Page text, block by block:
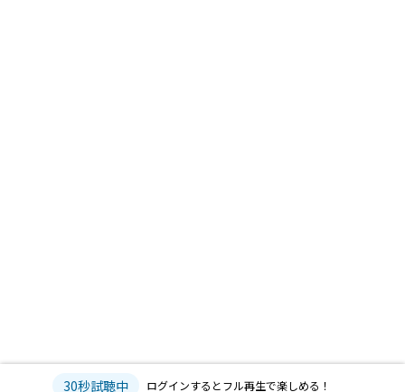
30秒試聴中 ログインするとフル再生で楽しめる！